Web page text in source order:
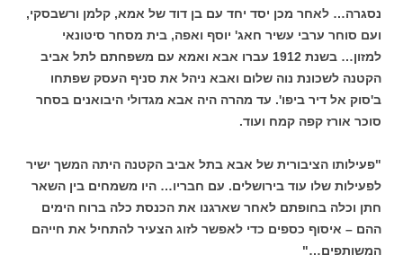
נסגרה… לאחר מכן יסד יחד עם בן דוד של אמא, קלמן ורשבסקי,
ועם סוחר ערבי עשיר חאג' יוסף ואפה, בית מסחר סיטונאי
למזון… בשנת 1912 עברו אבא ואמא עם משפחתם לתל אביב
הקטנה לשכונת נוה שלום ואבא ניהל את סניף העסק שפתחו
ב'סוק אל דיר ביפו'. עד מהרה היה אבא מגדולי היבואנים בסחר
סוכר אורז קפה קמח ועוד.
"פעילותו הציבורית של אבא בתל אביב הקטנה היתה המשך ישיר
לפעילות שלו עוד בירושלים. עם חבריו… היו משמחים בין השאר
חתן וכלה בחופתם לאחר שארגנו את הכנסת כלה ברוח הימים
ההם – איסוף כספים כדי לאפשר לזוג הצעיר להתחיל את חייהם
המשותפים…"